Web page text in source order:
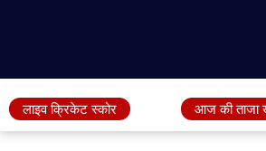
लाइव क्रिकेट स्कोर आज की ताजा